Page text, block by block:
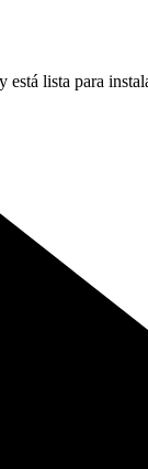
está lista para